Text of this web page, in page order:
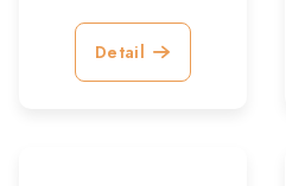
Detail